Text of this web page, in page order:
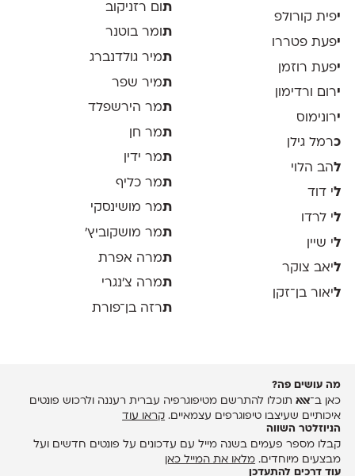
יפית קורולפ
יפעת פטררו
יפעת רוזמן
ירום ורדימון
ירונימוס
כרמל גילן
להב הלוי
לי דוד
לי לרדו
לי שיין
ליאב צוקר
ליאור בן־זקן
ת ום רזניקוב
תומר בוטנר
תמיר גולדנברג
תמיר שפר
תמר הירשפלד
תמר חן
תמר ידין
תמר כליף
תמר מושינסקי
תמר מושקוביץ'
תמרה אפרת
תמרה צ׳נגרי
תרזה בן־פורת
מה עושים פה?
כאן ב־אאאתוכלו להתרשם מטיפוגרפיה עברית רעננה ולרכוש פונטים
איכותיים שעיצבו טיפוגרפים עצמאיים. קראו עוד
הניוזלטר השווה
קבלו מספר פעמים בשנה מייל עם עדכונים על פונטים חדשים ועל
מבצעים מיוחדים. מלאו את המייל כאן
עוד דרכים להתעדכן